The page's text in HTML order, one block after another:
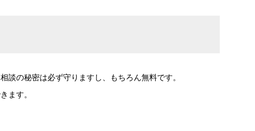
の秘密は必ず守りますし、もちろん無料です。
ます。